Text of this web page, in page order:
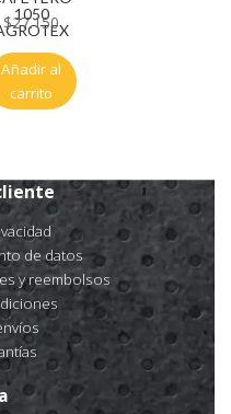
1050
$27.150
Añadir al
carrito
de datos
y reembolsos